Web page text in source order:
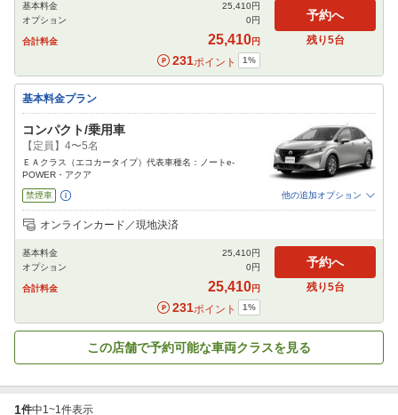
カーナビ
基本料金 25,410円
オプション
0円
合計料金 25,410円
231ポイント 1%
予約へ
残り5台
基本料金プラン
コンパクト/乗用車
【定員】4〜5名
ＥＡクラス（エコカータイプ）代表車種名：ノートe-
POWER・アクア
禁煙車 他の追加オプション
追加可能オプション
（次画面で選択ができます）
カーナビ
オンラインカード／現地決済
基本料金 25,410円
オプション
0円
合計料金 25,410円
231ポイント 1%
予約へ
残り5台
この店舗で予約可能な車両クラスを見る
1件中1~1件表示